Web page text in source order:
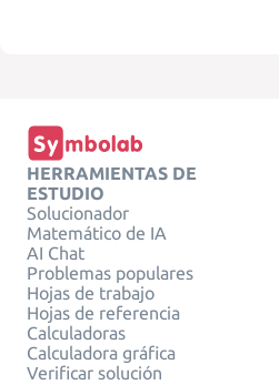
HERRAMIENTAS DE
ESTUDIO
Solucionador
Matemático de IA
AI Chat
Problemas populares
Hojas de trabajo
Hojas de referencia
Calculadoras
Calculadora gráfica
Verificar solución